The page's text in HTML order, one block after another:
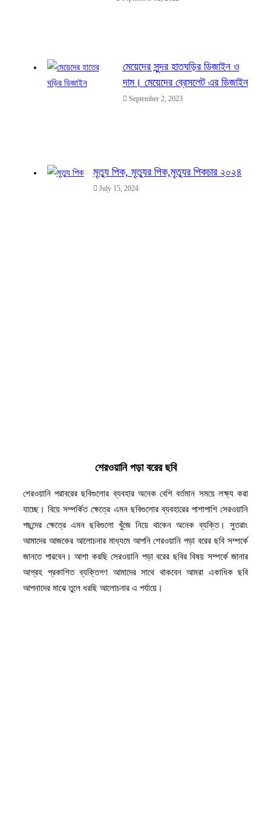
মেয়েদের সুন্দর হাতঘড়ির ডিজাইন ও
দাম। মেয়েদের ব্রেসলেট এর ডিজাইন
September 2, 2023
মৃত্যু পিক, মৃত্যুর পিক,মৃত্যুর পিকচার ২০২৪
July 15, 2024
শেরওয়ানি পড়া বরের ছবি
শেরওয়ানি পরাবরের ছবিগুলোর ব্যবহার অনেক বেশি বর্তমান সময়ে লক্ষ্য করা
যাচ্ছে। বিয়ে সম্পর্কিত ক্ষেত্রে এমন ছবিগুলোর ব্যবহারের পাশাপাশি সেরওয়ানি
পছন্দের ক্ষেত্রে এমন ছবিগুলো খুঁজে নিয়ে থাকেন অনেক ব্যক্তি। সুতরাং
আমাদের আজকের আলোচনার মাধ্যমে আপনি শেরওয়ানি পড়া বরের ছবি সম্পর্কে
জানতে পারবেন। আশা করছি সেরওয়ানি পড়া বরের ছবির বিষয় সম্পর্কে জানার
আগ্রহ প্রকাশিত ব্যক্তিগণ আমাদের সাথে থাকবেন আমরা একাধিক ছবি
আপনাদের মাঝে তুলে ধরছি আলোচনার এ পর্যায়ে।